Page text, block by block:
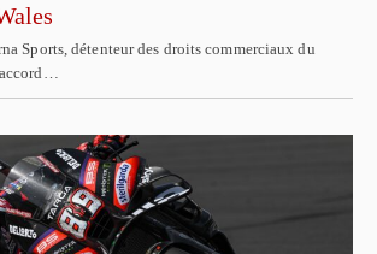
Sports, détenteur des droits commerciaux du